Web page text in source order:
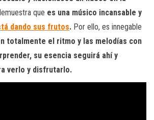
que es una músico incansable y
dando sus frutos. Por ello, es innegable
totalmente el ritmo y las melodías con
su esencia seguirá ahí y
verlo y disfrutarlo.